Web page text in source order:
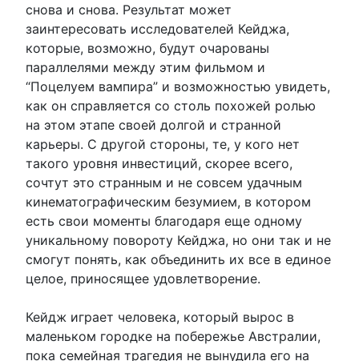
снова и снова. Результат может
заинтересовать исследователей Кейджа,
которые, возможно, будут очарованы
параллелями между этим фильмом и
“Поцелуем вампира” и возможностью увидеть,
как он справляется со столь похожей ролью
на этом этапе своей долгой и странной
карьеры. С другой стороны, те, у кого нет
такого уровня инвестиций, скорее всего,
сочтут это странным и не совсем удачным
кинематографическим безумием, в котором
есть свои моменты благодаря еще одному
уникальному повороту Кейджа, но они так и не
смогут понять, как объединить их все в единое
целое, приносящее удовлетворение.
Кейдж играет человека, который вырос в
маленьком городке на побережье Австралии,
пока семейная трагедия не вынудила его на